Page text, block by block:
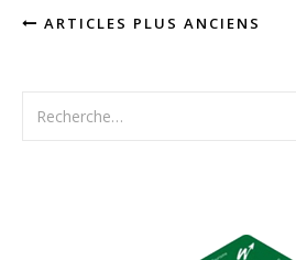
ARTICLES PLUS ANCIENS